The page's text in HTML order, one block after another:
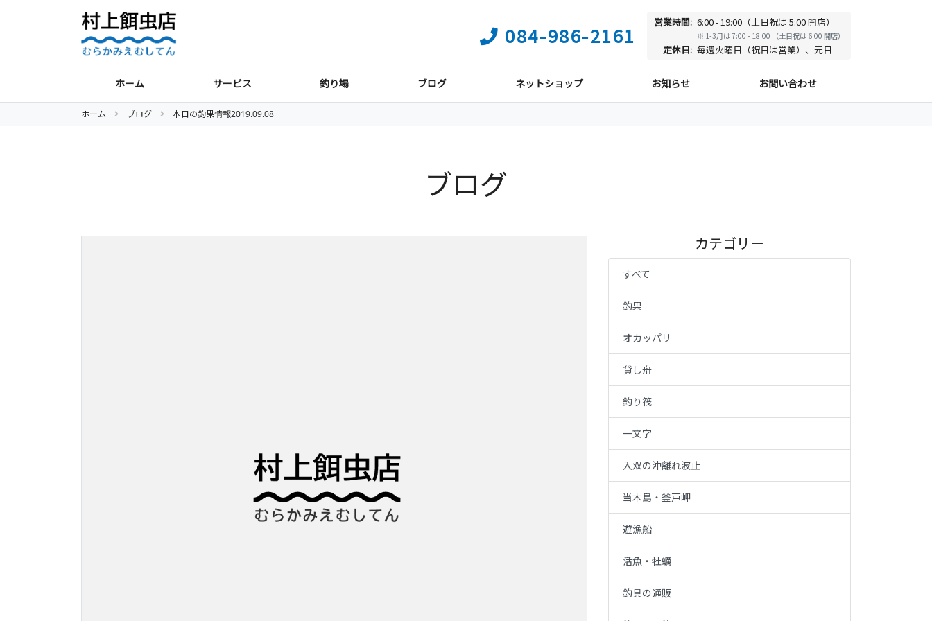
084-986-2161
営業時間: 6:00 - 19:00（土日祝は 5:00 開店）
※ 1-3月は 7:00 - 18:00 （土日祝は 6:00 開店）
定休日: 毎週火曜日（祝日は営業）、元日
ホーム サービス 釣り場 ブログ ネットショップ お知らせ お問い合わせ
ホーム ブログ 本日の釣果情報2019.09.08
ブログ
カテゴリー
すべて
釣果
オカッパリ
貸し舟
釣り筏
一文字
入双の沖離れ波止
当木島・釜戸岬
遊漁船
活魚・牡蠣
釣具の通販